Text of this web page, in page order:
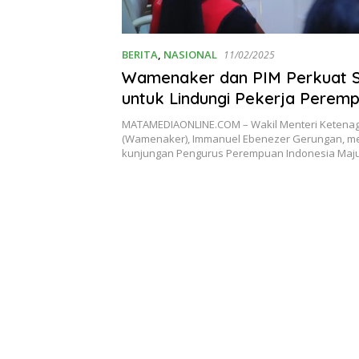
BERITA, NASIONAL 11/02/2025
Wamenaker dan PIM Perkuat
untuk Lindungi Pekerja
MATAMEDIAONLINE.COM – Wakil Menteri
(Wamenaker), Immanuel Ebenezer Gerungan,
kunjungan Pengurus Perempuan Indonesia